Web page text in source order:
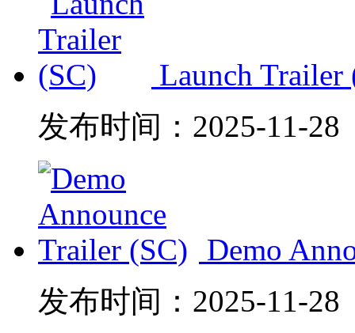
Launch Trailer
发布时间： 2025-11-28
Demo
发布时间： 2025-11-28